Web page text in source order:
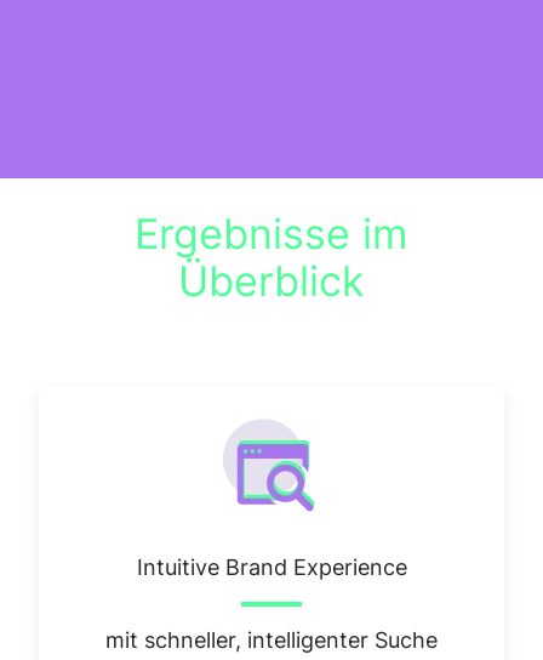
Ergebnisse im
Überblick
Intuitive Brand Experience
mit schneller, intelligenter Suche